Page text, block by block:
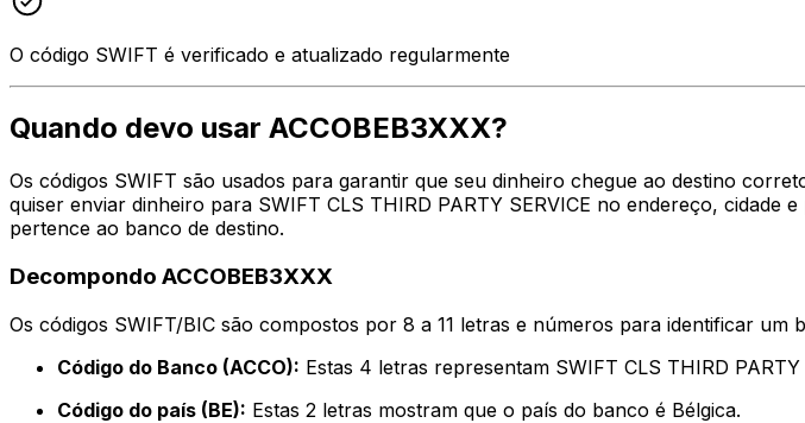
O código SWIFT é verificado e atualizado regularmente
Quando devo usar ACCOBEB3XXX?
Os códigos SWIFT são usados para garantir que seu dinheiro chegue ao destino
quiser enviar dinheiro para SWIFT CLS THIRD PARTY SERVICE no endereço,
pertence ao banco de destino.
Decompondo ACCOBEB3XXX
Os códigos SWIFT/BIC são compostos por 8 a 11 letras e números para identificar um
Código do Banco (ACCO): Estas 4 letras representam SWIFT CLS THIRD PARTY
Código do país (BE): Estas 2 letras mostram que o país do banco é Bélgica.